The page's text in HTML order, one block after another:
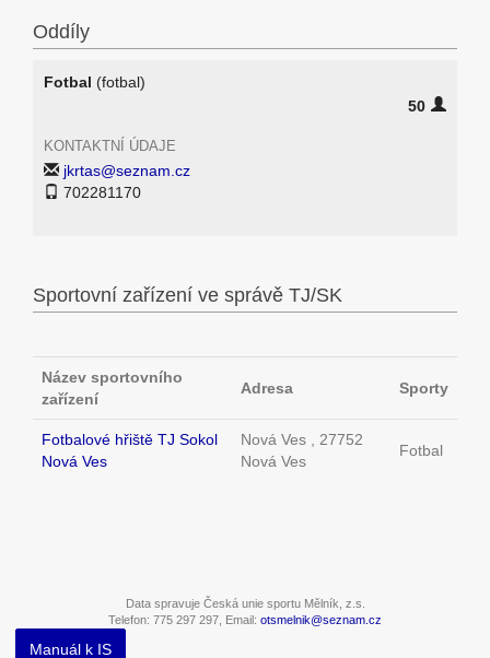
Oddíly
Fotbal (fotbal)
50
KONTAKTNÍ ÚDAJE
jkrtas@seznam.cz
702281170
Sportovní zařízení ve správě TJ/SK
Název sportovního
zařízení
Adresa Sporty
Fotbalové hřiště TJ Sokol
Nová Ves
Nová Ves , 27752
Nová Ves
Fotbal
Data spravuje Česká unie sportu Mělník, z.s.
Telefon: 775 297 297, Email: otsmelnik@seznam.cz
Manuál k IS